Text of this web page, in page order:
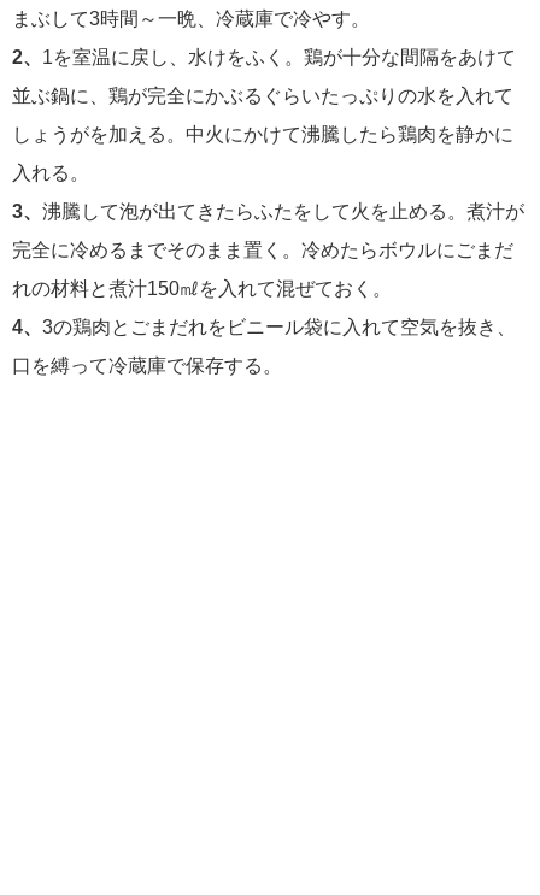
まぶして3時間～一晩、冷蔵庫で冷やす。
2、 1を室温に戻し、水けをふく。鶏が十分な間隔をあけて
並ぶ鍋に、鶏が完全にかぶるぐらいたっぷりの水を入れて
しょうがを加える。中火にかけて沸騰したら鶏肉を静かに
入れる。
3、 沸騰して泡が出てきたらふたをして火を止める。煮汁が
完全に冷めるまでそのまま置く。冷めたらボウルにごまだ
れの材料と煮汁150㎖を入れて混ぜておく。
4、 3の鶏肉とごまだれをビニール袋に入れて空気を抜き、
口を縛って冷蔵庫で保存する。